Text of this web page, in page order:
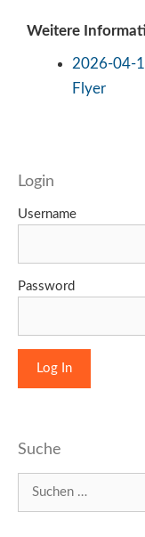
Weitere
2026-04-
Flyer
Login
Username
Password
Suche